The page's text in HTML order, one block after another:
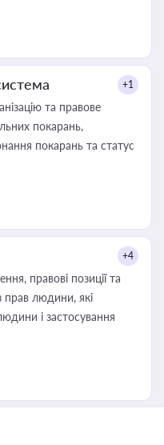
+1
та правове
покарань,
покарань та статус
+4
правові позиції та
прав людини, які
і застосування